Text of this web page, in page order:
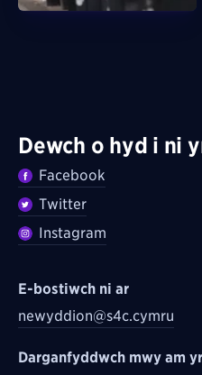
Dewch o hyd i ni
Facebook
Twitter
Instagram
E-bostiwch ni ar
newyddion@s4c.cymru
Darganfyddwch mwy am